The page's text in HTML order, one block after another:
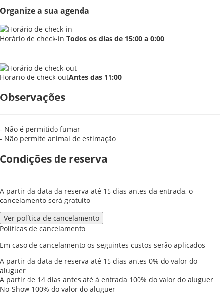
Organize a sua agenda
Horário de check-in Todos os dias de 15:00 a 0:00
Horário de check-outAntes das 11:00
Observações
- Não é permitido fumar
- Não permite animal de estimação
Condições de reserva
A partir da data da reserva até 15 dias antes da entrada, o
cancelamento será gratuito
Ver política de cancelamento
Políticas de cancelamento
Em caso de cancelamento os seguintes custos serão aplicados
A partir da data de reserva até 15 dias antes 0% do valor do
aluguer
A partir de 14 dias antes até à entrada 100% do valor do aluguer
No-Show 100% do valor do aluguer